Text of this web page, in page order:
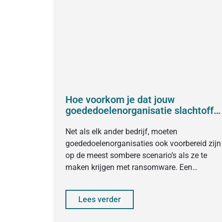
Hoe voorkom je dat jouw
goededoelenorganisatie slachtoffer
Net als elk ander bedrijf, moeten
goededoelenorganisaties ook voorbereid zijn
op de meest sombere scenario’s als ze te
maken krijgen met ransomware. Een
Lees verder